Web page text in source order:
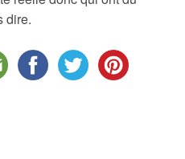
dire.